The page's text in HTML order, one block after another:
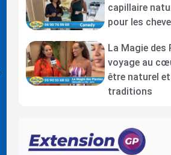
capillaire
pour les
La Magie des
voyage au
être naturel
traditions